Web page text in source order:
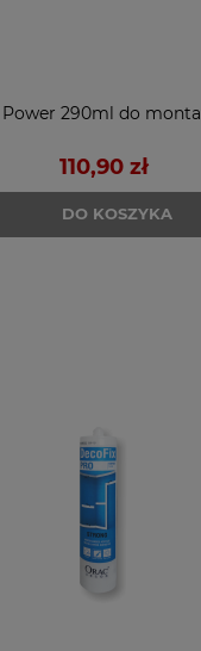
Power 290ml do
110,90 zł
DO KOSZYKA